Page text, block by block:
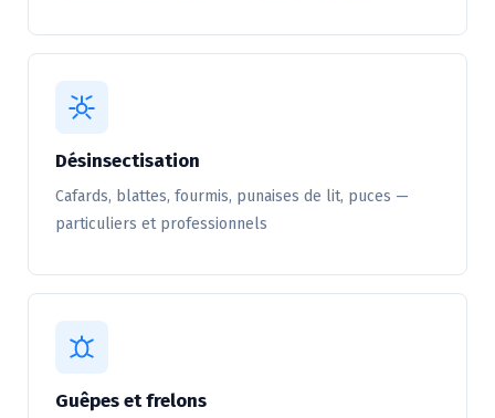
Désinsectisation
Cafards, blattes, fourmis, punaises de lit, puces —
particuliers et professionnels
Guêpes et frelons